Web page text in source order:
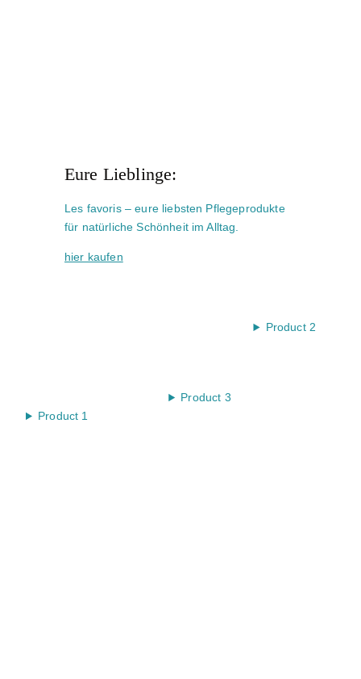
Eure Lieblinge:
Les favoris – eure liebsten Pflegeprodukte
für natürliche Schönheit im Alltag.
hier kaufen
Product 2
Product 3
Product 1